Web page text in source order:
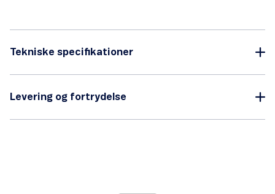
Tekniske specifikationer
Levering og fortrydelse